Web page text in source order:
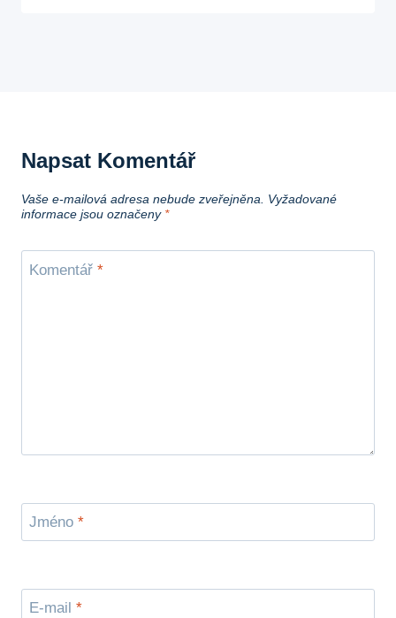
Napsat Komentář
Vaše e-mailová adresa nebude zveřejněna. Vyžadované
informace jsou označeny *
Komentář *
Jméno *
E-mail *